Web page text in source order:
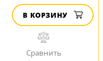
В КОРЗИНУ